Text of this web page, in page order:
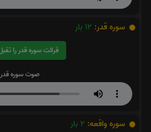
سوره قدر: 12 بار
قرائت سوره قدر را تقبل میکنم
صوت سوره قدر
سوره واقعه: 2 بار